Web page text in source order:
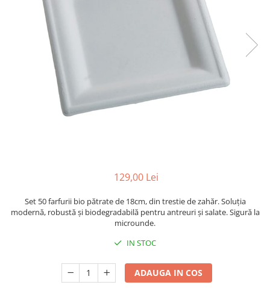
Cutii Clasice CO3 (BAX)
Cutii Clasice CO5 (BAX)
Cutii Cofetarie/ Patiserie
Cutii Prajituri Blank
Cutii Prajituri cu Display
Cutii Prajituri Generic
Cutii Tort Blank
Cutii Fast Food Generic
Cutii Pizza Generic
Triunghiuri si accesorii pizza
Sacose Plastic
129,00 Lei
Set 50 farfurii bio pătrate de 18cm, din trestie de zahăr. Soluția
modernă, robustă și biodegradabilă pentru antreuri și salate. Sigură la
microunde.
IN STOC
ADAUGA IN COS